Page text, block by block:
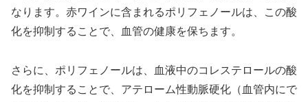
なります。赤ワインに含まれるポリフェノールは、この酸
化を抑制することで、血管の健康を保ちます。
さらに、ポリフェノールは、血液中のコレステロールの酸
化を抑制することで、アテローム性動脈硬化（血管内にで